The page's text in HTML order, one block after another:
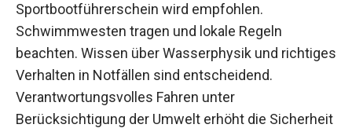
Sportbootführerschein wird empfohlen.
Schwimmwesten tragen und lokale Regeln
beachten. Wissen über Wasserphysik und richtiges
Verhalten in Notfällen sind entscheidend.
Verantwortungsvolles Fahren unter
Berücksichtigung der Umwelt erhöht die Sicherheit